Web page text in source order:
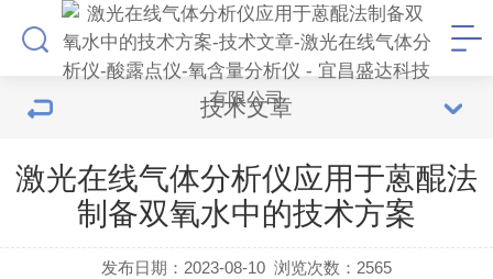
技术文章
激光在线气体分析仪应用于蒽醌法
制备双氧水中的技术方案
发布日期：2023-08-10 浏览次数： 2565